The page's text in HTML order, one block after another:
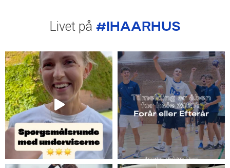
Livet på #IHAARHUS